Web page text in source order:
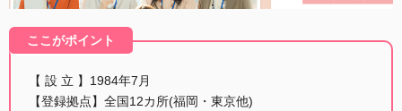
ここがポイント
【 設 立 】1984年7月
【登録拠点】全国12カ所(福岡・東京他)